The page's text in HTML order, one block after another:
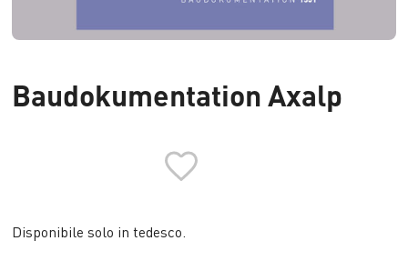
Baudokumentation Axalp
Disponibile solo in tedesco.